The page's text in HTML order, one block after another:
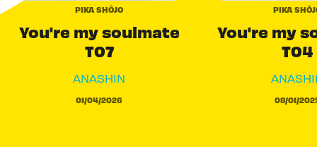
PIKA SHÔJO
You're my soulmate
T07
ANASHIN
01/04/2026
PIKA
You're my
T04
08/01/